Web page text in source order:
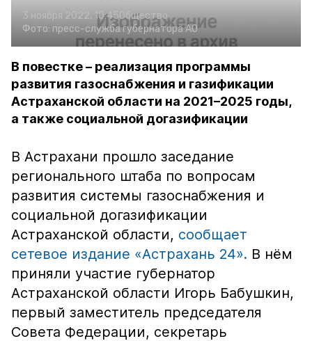
3 ноября 2022, 10:45Общество
Фото: пресс-служба губернатора АО
В повестке – реализация программы
развития газоснабжения и газификации
Астраханской области на 2021–2025 годы,
а также социальной догазификации
В Астрахани прошло заседание
регионального штаба по вопросам
развития системы газоснабжения и
социальной догазификации
Астраханской области, сообщает
сетевое издание «Астрахань 24». В нём
приняли участие губернатор
Астраханской области Игорь Бабушкин,
первый заместитель председателя
Совета Федерации, секретарь